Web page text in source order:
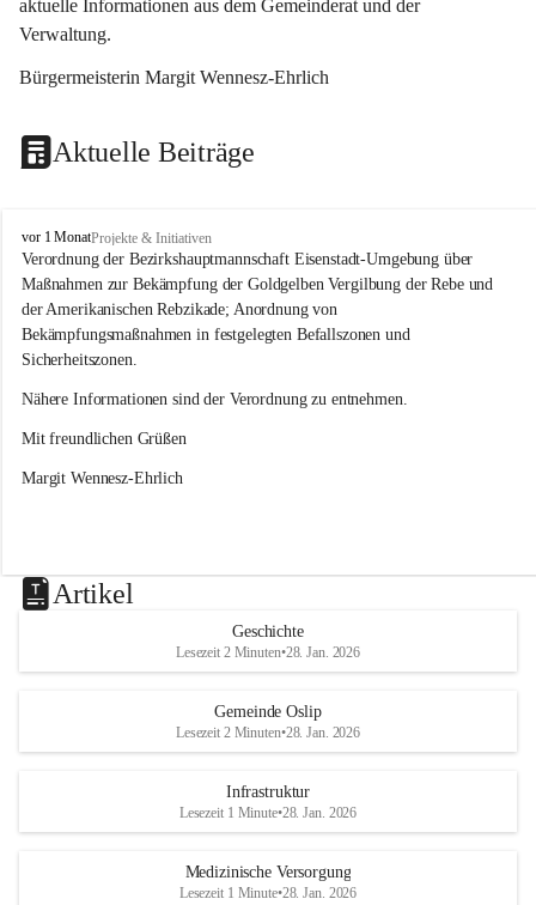
aktuelle Informationen aus dem Gemeinderat und der
Verwaltung.
Bürgermeisterin Margit Wennesz-Ehrlich
Aktuelle Beiträge
O
s
l
i
p
vor 1 MonatProjekte & Initiativen
Verordnung der Bezirkshauptmannschaft Eisenstadt-Umgebung über
Maßnahmen zur Bekämpfung der Goldgelben Vergilbung der Rebe und
der Amerikanischen Rebzikade; Anordnung von
Bekämpfungsmaßnahmen in festgelegten Befallszonen und
Sicherheitszonen.
Nähere Informationen sind der Verordnung zu entnehmen.
Mit freundlichen Grüßen
Margit Wennesz-Ehrlich
Artikel
Geschichte
Lesezeit 2 Minuten•28. Jan. 2026
Gemeinde Oslip
Lesezeit 2 Minuten•28. Jan. 2026
Infrastruktur
Lesezeit 1 Minute•28. Jan. 2026
Medizinische Versorgung
Lesezeit 1 Minute•28. Jan. 2026